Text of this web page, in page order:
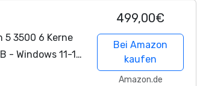
5 3500 6 Kerne
- Windows 11-16
499,00€
Bei Amazon
kaufen
Amazon.de